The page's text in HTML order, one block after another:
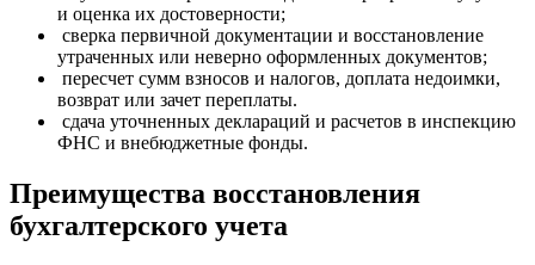
и оценка их достоверности;
сверка первичной документации и восстановление
утраченных или неверно оформленных документов;
пересчет сумм взносов и налогов, доплата недоимки,
возврат или зачет переплаты.
сдача уточненных деклараций и расчетов в инспекцию
ФНС и внебюджетные фонды.
Преимущества восстановления
бухгалтерского учета